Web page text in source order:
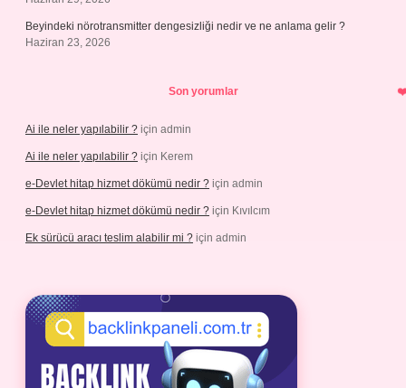
Beyindeki nörotransmitter dengesizliği nedir ve ne anlama gelir ?
Haziran 23, 2026
Son yorumlar
Ai ile neler yapılabilir ? için admin
Ai ile neler yapılabilir ? için Kerem
e-Devlet hitap hizmet dökümü nedir ? için admin
e-Devlet hitap hizmet dökümü nedir ? için Kıvılcım
Ek sürücü aracı teslim alabilir mi ? için admin